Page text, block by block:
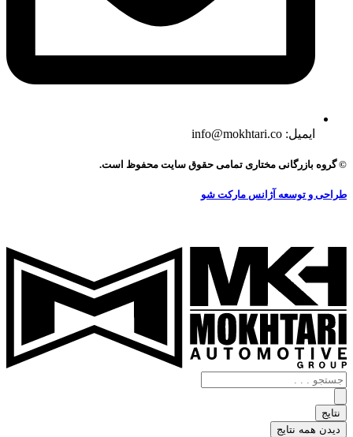
ایمیل: info@mokhtari.co
© گروه بازرگانی مختاری تمامی حقوق سایت محفوظ است.
طراحی و توسعه آژانس مارکت شو
جستجو
.
.
.
نتایج
دیدن همه نتایج